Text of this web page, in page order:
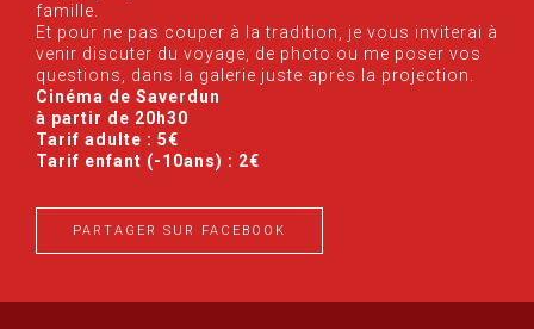
famille.
Et pour ne pas couper à la tradition, je vous inviterai à
venir discuter du voyage, de photo ou me poser vos
questions, dans la galerie juste après la projection.
Cinéma de Saverdun
à partir de 20h30
Tarif adulte : 5€
Tarif enfant (-10ans) : 2€
PARTAGER SUR FACEBOOK